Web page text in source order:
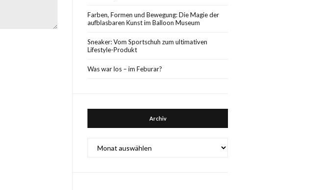
Farben, Formen und Bewegung: Die Magie der
aufblasbaren Kunst im Balloon Museum
Sneaker: Vom Sportschuh zum ultimativen
Lifestyle-Produkt
Was war los – im Feburar?
Archiv